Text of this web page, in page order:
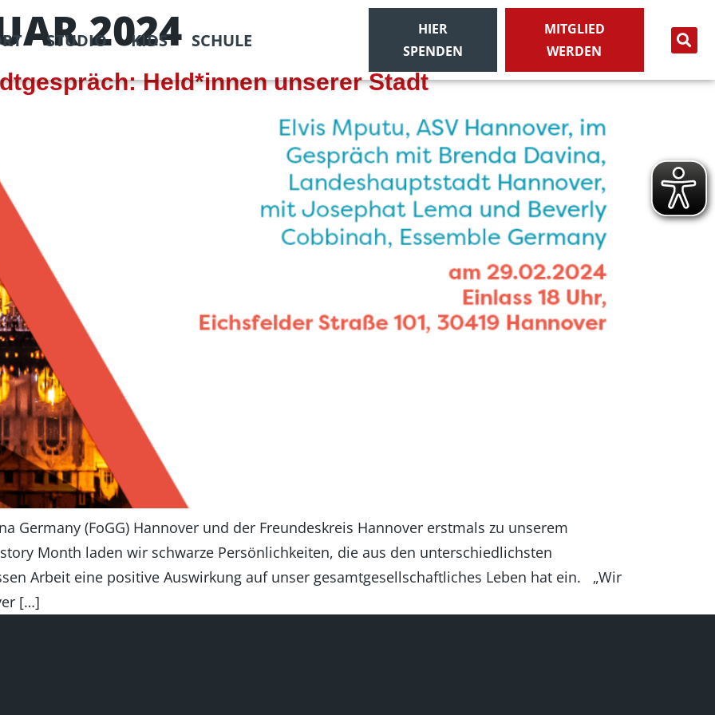
STUDIO KIDS SCHULE
HIER
SPENDEN
MITGLIED
WERDEN
2024
Held*innen unserer Stadt
Germany (FoGG) Hannover und der Freundeskreis Hannover erstmals zu unserem
Month laden wir schwarze Persönlichkeiten, die aus den unterschiedlichsten
Arbeit eine positive Auswirkung auf unser gesamtgesellschaftliches Leben hat ein. „Wir
[…]